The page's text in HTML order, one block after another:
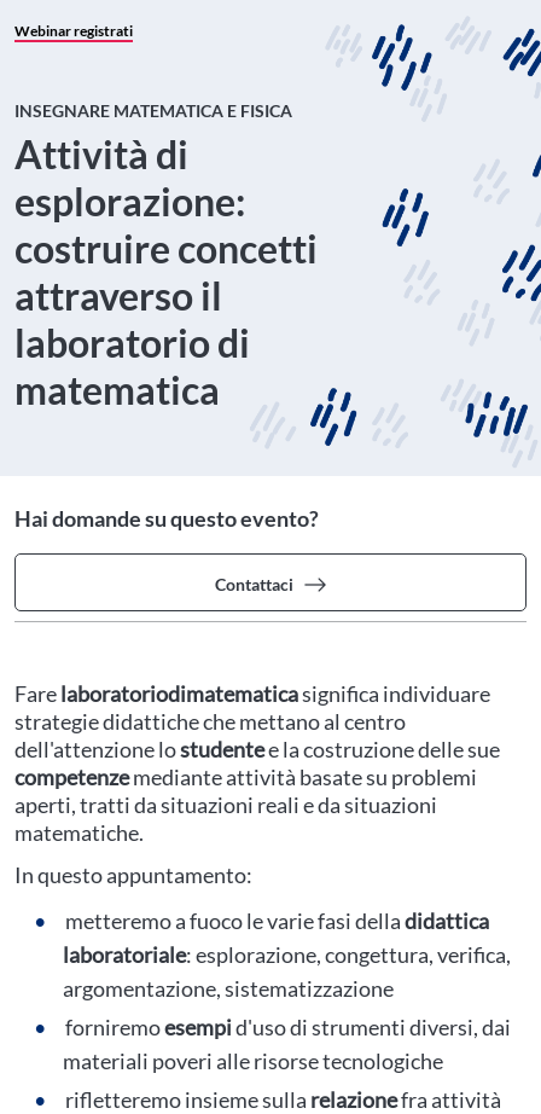
Webinar registrati
INSEGNARE MATEMATICA E FISICA
Attività di
esplorazione:
costruire concetti
attraverso il
laboratorio di
matematica
Hai domande su questo evento?
Contattaci
Farelaboratoriodimatematicasignifica individuare
strategie didattiche che mettano al centro
dell'attenzione lostudentee la costruzione delle sue
competenzemediante attività basate su problemi
aperti, tratti da situazioni reali e da situazioni
matematiche.
In questo appuntamento:
metteremo a fuoco le varie fasi delladidattica
laboratoriale: esplorazione, congettura, verifica,
argomentazione, sistematizzazione
forniremoesempid'uso di strumenti diversi, dai
materiali poveri alle risorse tecnologiche
rifletteremo insieme sulla relazionefra attività